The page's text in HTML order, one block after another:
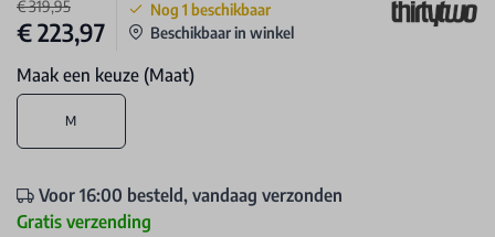
€ 319,95
€ 223,97
Nog 1 beschikbaar
Beschikbaar in winkel
Maak een keuze (Maat)
M
Voor 16:00 besteld, vandaag verzonden
Gratis verzending